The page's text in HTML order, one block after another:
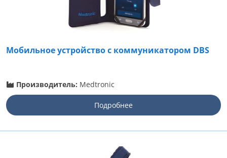
Мобильное устройство с коммуникатором DBS
Производитель: Medtronic
Подробнее